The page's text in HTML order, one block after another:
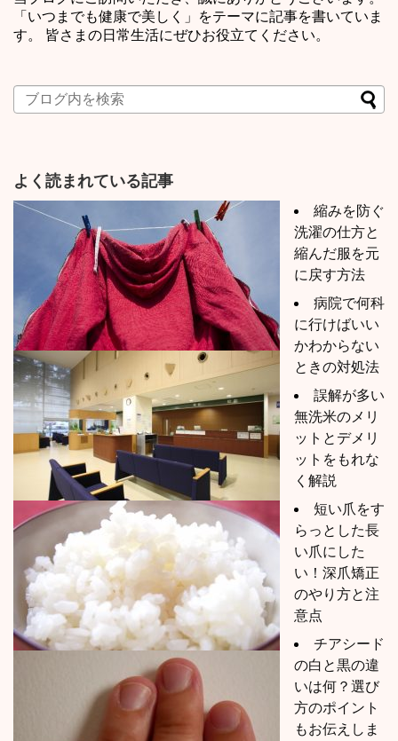
「いつまでも健康で美しく」をテーマに記事を書いていま
す。 皆さまの日常生活にぜひお役立てください。
よく読まれている記事
縮みを防ぐ
洗濯の仕方と
縮んだ服を元
に戻す方法
病院で何科
に行けばいい
かわからない
ときの対処法
誤解が多い
無洗米のメリ
ットとデメリ
ットをもれな
く解説
短い爪をす
らっとした長
い爪にした
い！深爪矯正
のやり方と注
意点
チアシード
の白と黒の違
いは何？選び
方のポイント
もお伝えしま